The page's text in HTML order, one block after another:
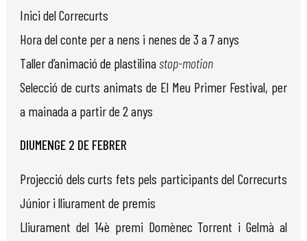
Inici del Correcurts
Hora del conte per a nens i nenes de 3 a 7 anys
Taller d’animació de plastilinastop-motion
Selecció de curts animats de El Meu Primer Festival, per
a mainada a partir de 2 anys
DIUMENGE 2 DE FEBRER
Projecció dels curts fets pels participants del Correcurts
Júnior i lliurament de premis
Lliurament del 14è premi Domènec Torrent i Gelmà al